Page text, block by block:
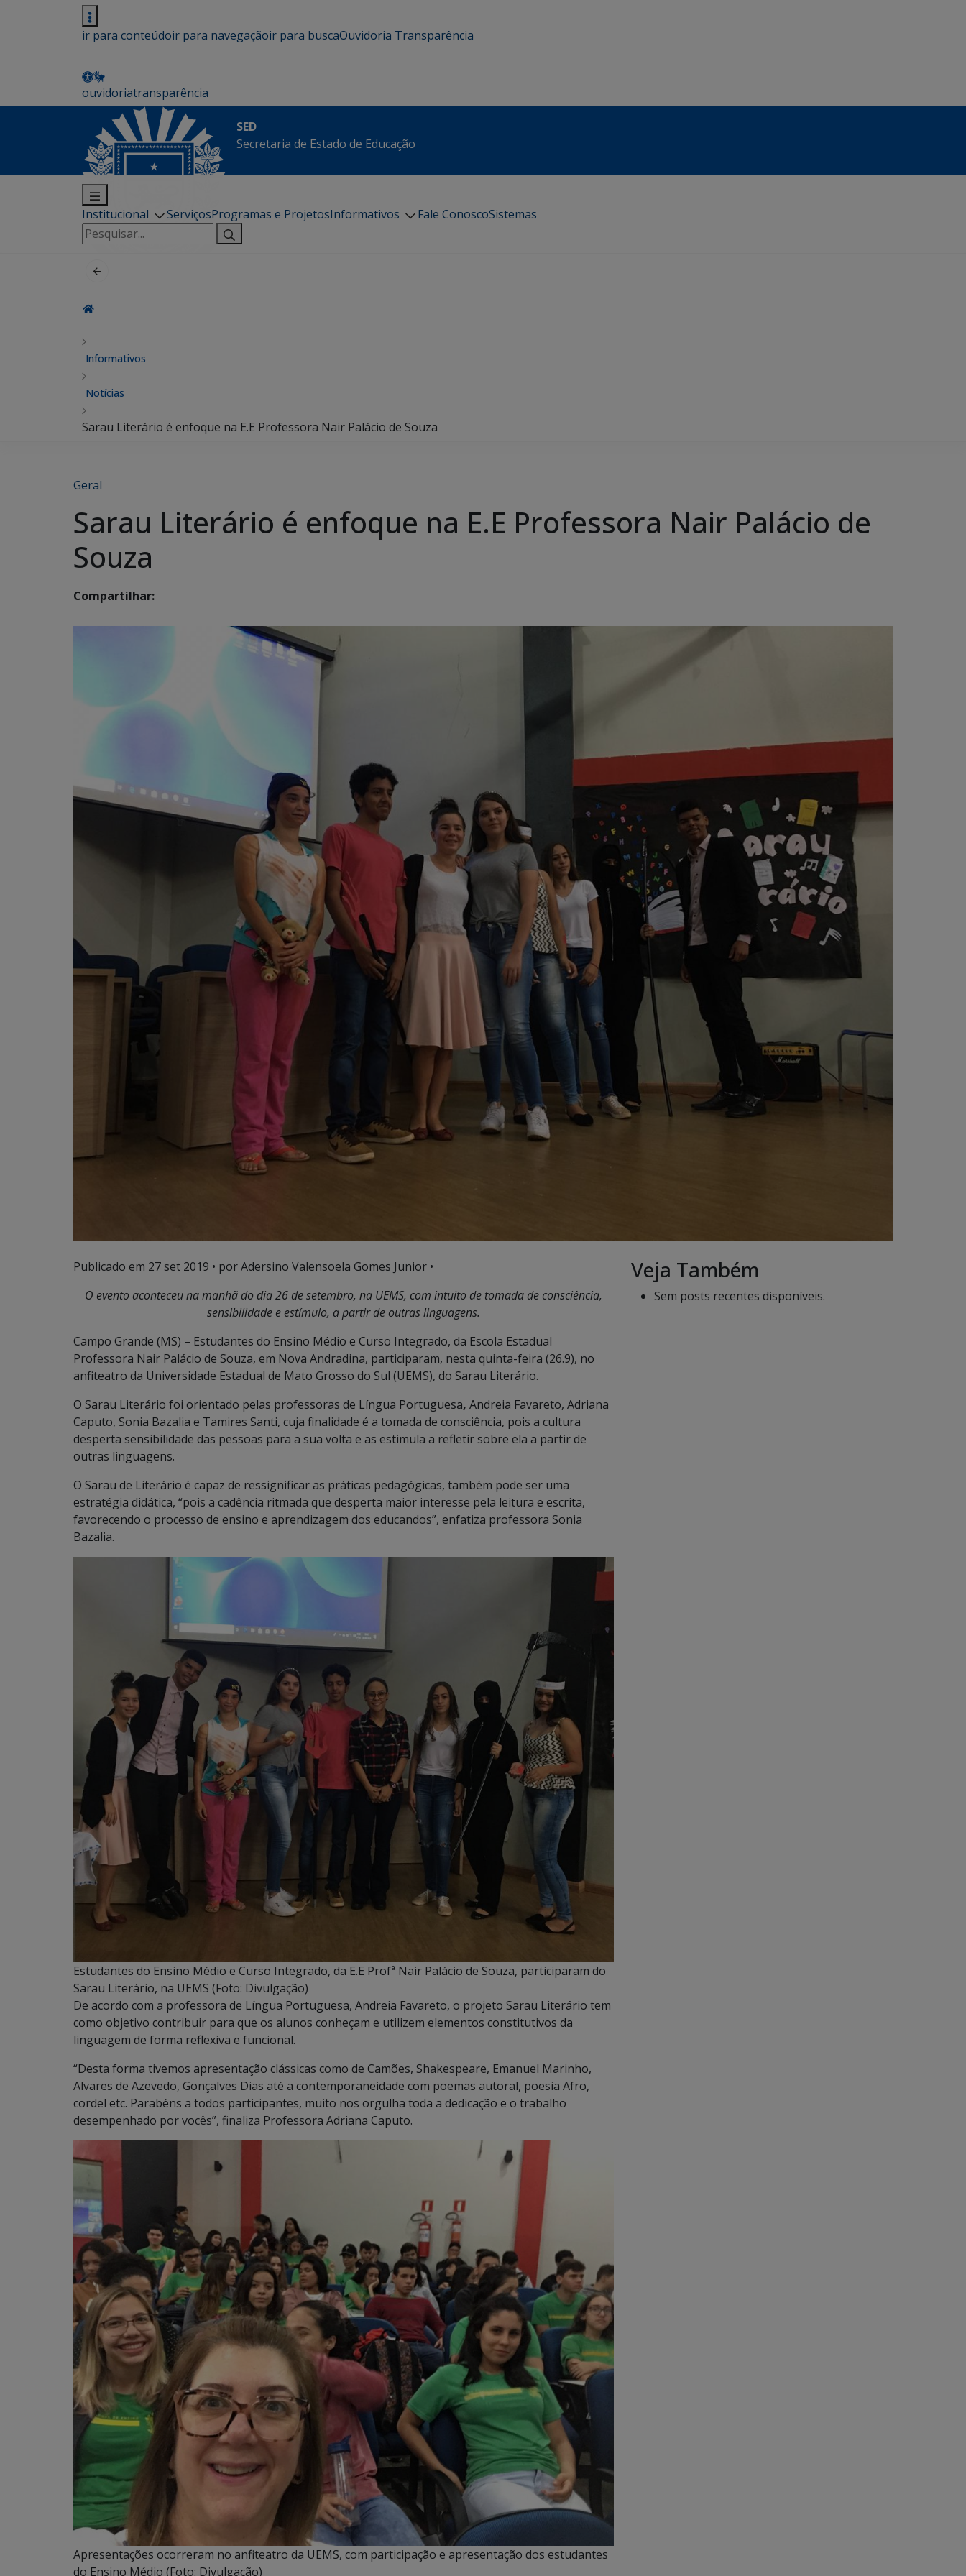
ir para conteúdoir para navegaçãoir para buscaOuvidoria Transparência
ouvidoriatransparência
SED
Secretaria de Estado de Educação
Institucional ServiçosProgramas e ProjetosInformativos Fale ConoscoSistemas
Pesquisar
por:
Informativos
Notícias
Sarau Literário é enfoque na E.E Professora Nair Palácio de Souza
Geral
Sarau Literário é enfoque na E.E Professora Nair Palácio de
Souza
Compartilhar:
Publicado em 27 set 2019 • por Adersino Valensoela Gomes Junior •
O evento aconteceu na manhã do dia 26 de setembro, na UEMS, com intuito de tomada de consciência,
sensibilidade e estímulo, a partir de outras linguagens.
Campo Grande (MS) – Estudantes do Ensino Médio e Curso Integrado, da Escola Estadual
Professora Nair Palácio de Souza, em Nova Andradina, participaram, nesta quinta-feira (26.9), no
anfiteatro da Universidade Estadual de Mato Grosso do Sul (UEMS), do Sarau Literário.
O Sarau Literário foi orientado pelas professoras de Língua Portuguesa, Andreia Favareto, Adriana
Caputo, Sonia Bazalia e Tamires Santi, cuja finalidade é a tomada de consciência, pois a cultura
desperta sensibilidade das pessoas para a sua volta e as estimula a refletir sobre ela a partir de
outras linguagens.
O Sarau de Literário é capaz de ressignificar as práticas pedagógicas, também pode ser uma
estratégia didática, “pois a cadência ritmada que desperta maior interesse pela leitura e escrita,
favorecendo o processo de ensino e aprendizagem dos educandos”, enfatiza professora Sonia
Bazalia.
Estudantes do Ensino Médio e Curso Integrado, da E.E Profª Nair Palácio de Souza, participaram do
Sarau Literário, na UEMS (Foto: Divulgação)
De acordo com a professora de Língua Portuguesa, Andreia Favareto, o projeto Sarau Literário tem
como objetivo contribuir para que os alunos conheçam e utilizem elementos constitutivos da
linguagem de forma reflexiva e funcional.
“Desta forma tivemos apresentação clássicas como de Camões, Shakespeare, Emanuel Marinho,
Alvares de Azevedo, Gonçalves Dias até a contemporaneidade com poemas autoral, poesia Afro,
cordel etc. Parabéns a todos participantes, muito nos orgulha toda a dedicação e o trabalho
desempenhado por vocês”, finaliza Professora Adriana Caputo.
Apresentações ocorreram no anfiteatro da UEMS, com participação e apresentação dos estudantes
do Ensino Médio (Foto: Divulgação)
Veja Também
Sem posts recentes disponíveis.